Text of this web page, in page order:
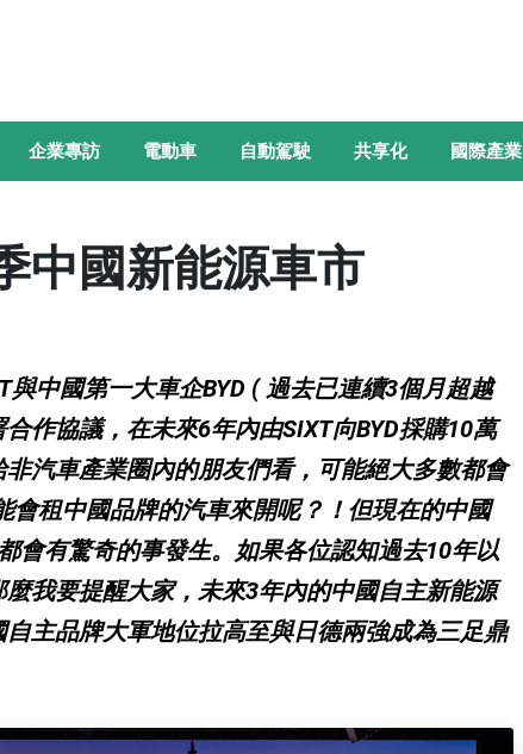
企業專訪 電動車 自動駕駛 共享化 國際產業
中國新能源車市
中國第一大車企BYD ( 過去已連續3個月超越
作協議，在未來6年內由SIXT向BYD採購10萬
汽車產業圈內的朋友們看，可能絕大多數都會
租中國品牌的汽車來開呢？！但現在的中國
會有驚奇的事發生。如果各位認知過去10年以
我要提醒大家，未來3年內的中國自主新能源
主品牌大軍地位拉高至與日德兩強成為三足鼎